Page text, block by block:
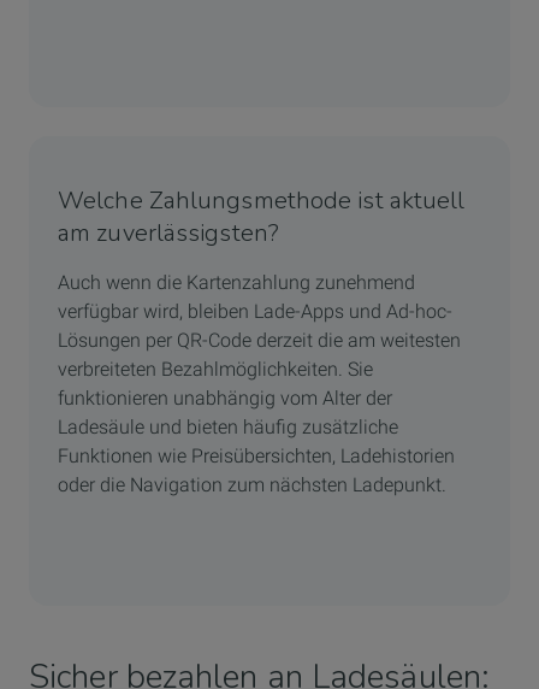
Welche Zahlungsmethode ist aktuell
am zuverlässigsten?
Auch wenn die Kartenzahlung zunehmend
verfügbar wird, bleiben Lade-Apps und Ad-hoc-
Lösungen per QR-Code derzeit die am weitesten
verbreiteten Bezahlmöglichkeiten. Sie
funktionieren unabhängig vom Alter der
Ladesäule und bieten häufig zusätzliche
Funktionen wie Preisübersichten, Ladehistorien
oder die Navigation zum nächsten Ladepunkt.
Sicher bezahlen an Ladesäulen: